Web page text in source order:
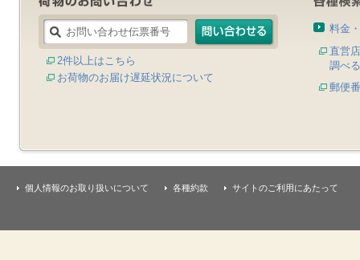
2件以上はこちら
お荷物のお届け遅延状況について
料金
直営
調べる
郵便
個人情報のお取り扱いについて 各種約款 サイトのご利用にあたって